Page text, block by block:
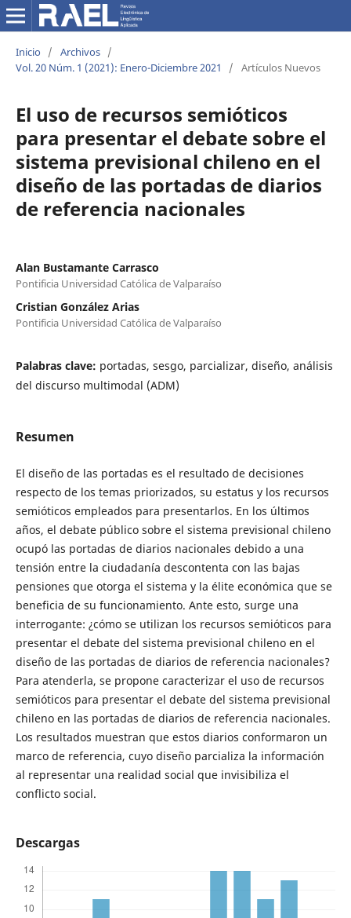
Inicio / Archivos /
Vol. 20 Núm. 1 (2021): Enero-Diciembre 2021
/ Artículos Nuevos
El uso de recursos semióticos
para presentar el debate sobre el
sistema previsional chileno en el
diseño de las portadas de diarios
de referencia nacionales
Alan Bustamante Carrasco
Pontificia Universidad Católica de Valparaíso
Cristian González Arias
Pontificia Universidad Católica de Valparaíso
Palabras clave: portadas, sesgo, parcializar, diseño, análisis
del discurso multimodal (ADM)
Resumen
El diseño de las portadas es el resultado de decisiones
respecto de los temas priorizados, su estatus y los recursos
semióticos empleados para presentarlos. En los últimos
años, el debate público sobre el sistema previsional chileno
ocupó las portadas de diarios nacionales debido a una
tensión entre la ciudadanía descontenta con las bajas
pensiones que otorga el sistema y la élite económica que se
beneficia de su funcionamiento. Ante esto, surge una
interrogante: ¿cómo se utilizan los recursos semióticos para
presentar el debate del sistema previsional chileno en el
diseño de las portadas de diarios de referencia nacionales?
Para atenderla, se propone caracterizar el uso de recursos
semióticos para presentar el debate del sistema previsional
chileno en las portadas de diarios de referencia nacionales.
Los resultados muestran que estos diarios conformaron un
marco de referencia, cuyo diseño parcializa la información
al representar una realidad social que invisibiliza el
conflicto social.
Descargas